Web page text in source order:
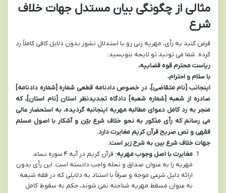
مثالی از چگونگی بیان مستدل جهات خلاف
شرع
فرض کنید یه رأی، مهریه زنی رو با استدلال نشوز بدون دلایل کافی کاملاً رد
کرده. شما می تونید تو لایحه بنویسید:
ریاست محترم قوه قضاییه،
با سلام و احترام،
اینجانب [نام متقاضی]، در خصوص دادنامه قطعی شماره [شماره دادنامه]
صادره از شعبه [شماره شعبه] دادگاه تجدیدنظر استان [نام استان]، که
منجر به رد کامل دعوای مطالبه مهریه اینجانبه گردیده، به استحضار عالی
می رسانم که رأی مذکور به نحو خلاف شرع بیّن و آشکار با اصول مسلم
فقهی و نص صریح قرآن کریم مغایرت دارد.
جهات خلاف شرع بین به شرح زیر است:
مغایرت با اصل وجوب مهریه:
قرآن کریم در آیه ۴ سوره نساء،
مهریه را به عنوان صداق و نحله واجب دانسته است. این رأی بدون
ارائه دلیل شرعی موجه و صرفاً با استناد به دلایلی که در فقه شیعه
به عنوان مسقط مهریه شناخته نمی شوند، حکم به سقوط کامل